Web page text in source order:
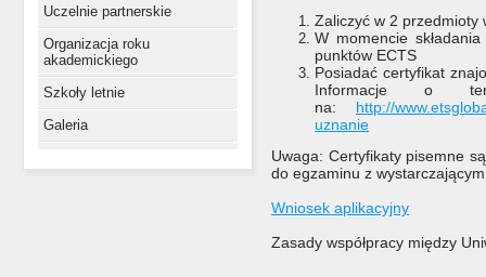
Uczelnie partnerskie
Organizacja roku
akademickiego
Szkoły letnie
Galeria
Zaliczyć w 2 przedmioty
W momencie
punktów ECTS
Posiadać certyfikat
Informacje o
na: http://
uznanie
Uwaga: Certyfikaty pisemne
do egzaminu z
Wniosek aplikacyjny
Zasady współpracy między